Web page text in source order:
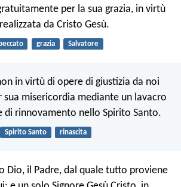
per la sua grazia, in virtù
da Cristo Gesù.
grazia Salvatore
in virtù di opere di giustizia da noi
sua misericordia mediante un lavacro
di rinnovamento nello Spirito Santo.
Spirito Santo rinascita
Dio, il Padre, dal quale tutto proviene